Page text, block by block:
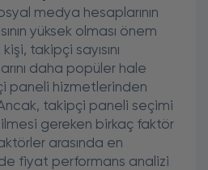
medya hesaplarının
yüksek olması önem
takipçi sayısını
daha popüler hale
paneli hizmetlerinden
takipçi paneli seçimi
gereken birkaç faktör
arasında en
fiyat performans analizi